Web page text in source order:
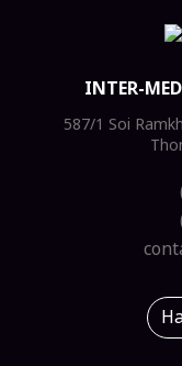
INTER-
587/1 Soi